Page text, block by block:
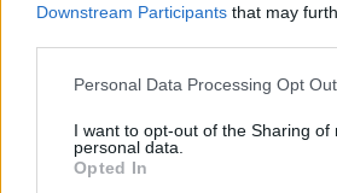
Downstream Participants that may
Personal Data Processing Opt
I want to opt-out of the Sharing of
personal data.
Opted In
Prossime partite
Armenia